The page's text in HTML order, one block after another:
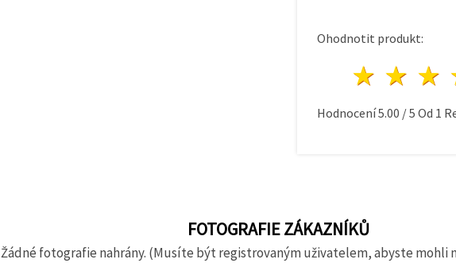
Ohodnotit produkt:
2
1
Hodnocení5.00 /5 Od 1
FOTOGRAFIE ZÁKAZNÍKŮ
Žádné fotografie nahrány. (Musíte být registrovaným uživatelem, abyste mohli